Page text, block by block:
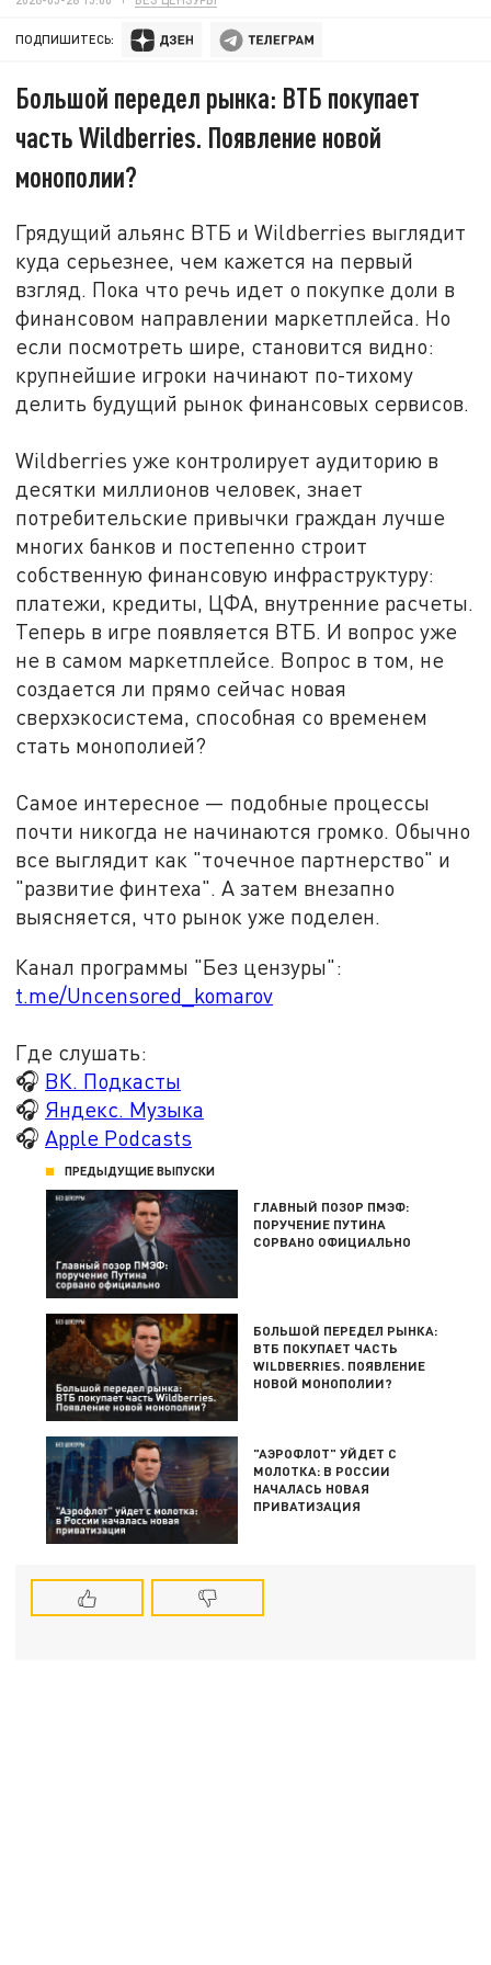
ПОДПИШИТЕСЬ:
Большой передел рынка: ВТБ покупает
часть Wildberries. Появление новой
монополии?
Грядущий альянс ВТБ и Wildberries выглядит
куда серьезнее, чем кажется на первый
взгляд. Пока что речь идет о покупке доли в
финансовом направлении маркетплейса. Но
если посмотреть шире, становится видно:
крупнейшие игроки начинают по-тихому
делить будущий рынок финансовых сервисов.
Wildberries уже контролирует аудиторию в
десятки миллионов человек, знает
потребительские привычки граждан лучше
многих банков и постепенно строит
собственную финансовую инфраструктуру:
платежи, кредиты, ЦФА, внутренние расчеты.
Теперь в игре появляется ВТБ. И вопрос уже
не в самом маркетплейсе. Вопрос в том, не
создается ли прямо сейчас новая
сверхэкосистема, способная со временем
стать монополией?
Самое интересное — подобные процессы
почти никогда не начинаются громко. Обычно
все выглядит как "точечное партнерство" и
"развитие финтеха". А затем внезапно
выясняется, что рынок уже поделен.
Канал программы "Без цензуры":
t.me/Uncensored_komarov
Где слушать:
🎧 ВК. Подкасты
🎧 Яндекс. Музыка
🎧 Apple Podcasts
ПРЕДЫДУЩИЕ ВЫПУСКИ
ГЛАВНЫЙ ПОЗОР ПМЭФ:
ПОРУЧЕНИЕ ПУТИНА
СОРВАНО ОФИЦИАЛЬНО
БОЛЬШОЙ ПЕРЕДЕЛ РЫНКА:
ВТБ ПОКУПАЕТ ЧАСТЬ
WILDBERRIES. ПОЯВЛЕНИЕ
НОВОЙ МОНОПОЛИИ?
"АЭРОФЛОТ" УЙДЕТ С
МОЛОТКА: В РОССИИ
НАЧАЛАСЬ НОВАЯ
ПРИВАТИЗАЦИЯ